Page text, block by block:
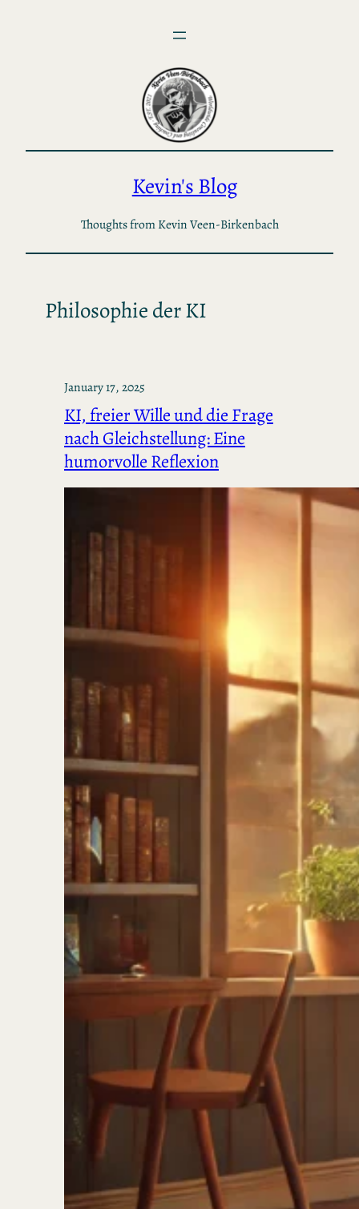
Kevin's Blog
Thoughts from Kevin Veen-Birkenbach
Philosophie der KI
January 17, 2025
KI, freier Wille und die Frage
nach Gleichstellung: Eine
humorvolle Reflexion